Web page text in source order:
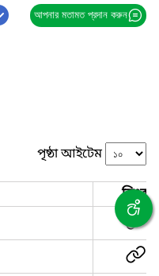
আপনার মতামত প্রদান করুন
পৃষ্ঠা আইটেম
লিংক